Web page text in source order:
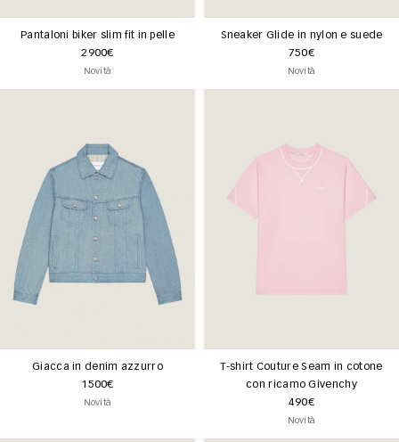
Pantaloni biker slim fit in pelle
2900€
Novità
Sneaker Glide in nylon e suede
750€
Novità
Giacca in denim azzurro
1500€
Novità
T-shirt Couture Seam in cotone
con ricamo Givenchy
490€
Novità